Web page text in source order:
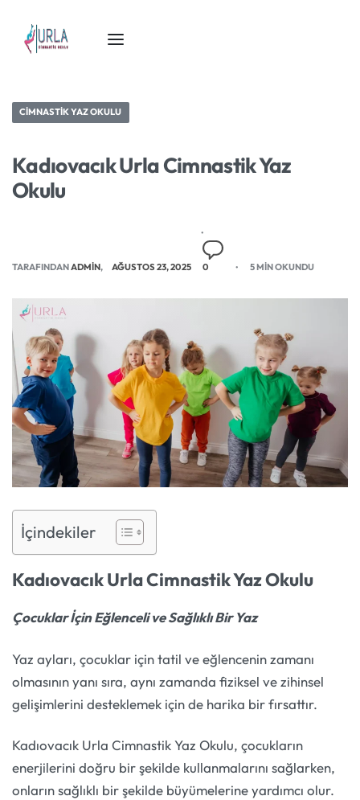
CIMNASTIK YAZ OKULU
Kadıovacık Urla Cimnastik Yaz
Okulu
TARAFINDANADMIN AĞUSTOS 23, 2025 0 5 MIN OKUNDU
İçindekiler
Kadıovacık Urla Cimnastik Yaz Okulu
Çocuklar İçin Eğlenceli ve Sağlıklı Bir Yaz
Yaz ayları, çocuklar için tatil ve eğlencenin zamanı
olmasının yanı sıra, aynı zamanda fiziksel ve zihinsel
gelişimlerini desteklemek için de harika bir fırsattır.
Kadıovacık Urla Cimnastik Yaz Okulu, çocukların
enerjilerini doğru bir şekilde kullanmalarını sağlarken,
onların sağlıklı bir şekilde büyümelerine yardımcı olur.